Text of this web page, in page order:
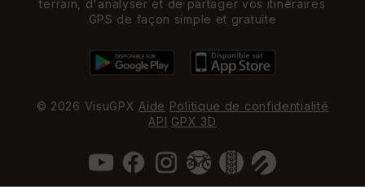
terrain, d'analyser et de partager vos itinéraires
GPS de façon simple et gratuite
© 2026 VisuGPX Aide Politique de confidentialité
API GPX 3D